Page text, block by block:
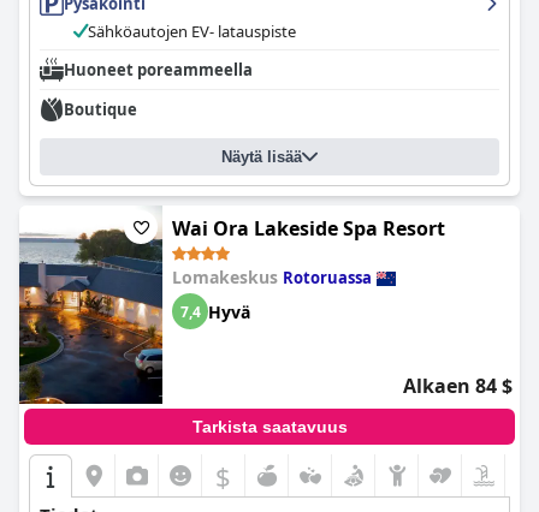
Sähköautojen EV- latauspiste
Huoneet poreammeella
Boutique
Näytä lisää
Wai Ora Lakeside Spa Resort
Lomakeskus Rotoruassa
7,4 Hyvä
Alkaen 84 $
Tarkista saatavuus
$